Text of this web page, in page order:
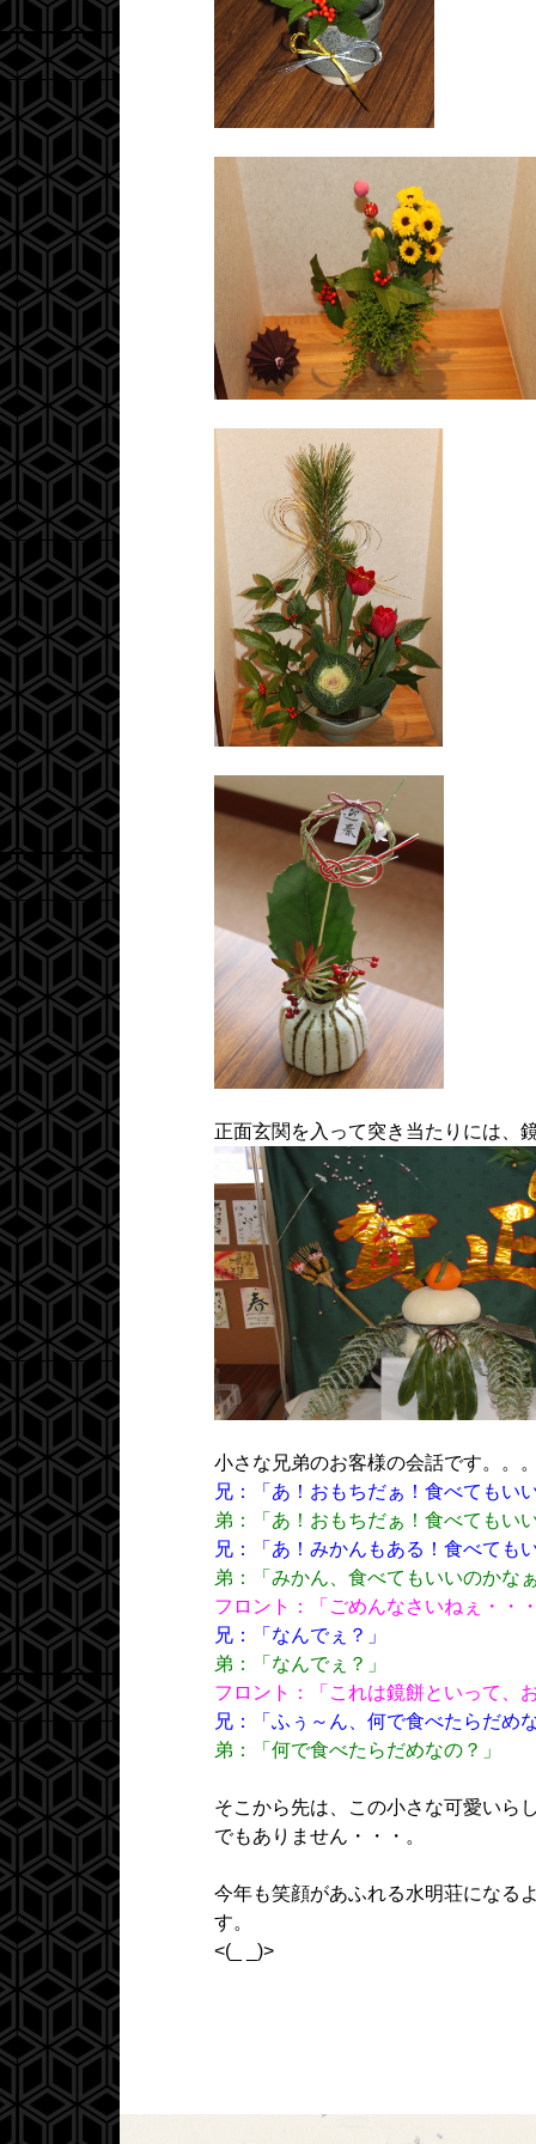
正面玄関を入って突き当たりには、
小さな兄弟のお客様の会話です。。
兄：「あ！おもちだぁ！食べてもい
弟：「あ！おもちだぁ！食べてもい
兄：「あ！みかんもある！食べても
弟：「みかん、食べてもいいのかな
フロント：「ごめんなさいねぇ・・
兄：「なんでぇ？」
弟：「なんでぇ？」
フロント：「これは鏡餅といって、
兄：「ふぅ～ん、何で食べたらだめ
弟：「何で食べたらだめなの？」
そこから先は、この小さな可愛いら
でもありません・・・。
今年も笑顔があふれる水明荘になる
す。
<(_ _)>